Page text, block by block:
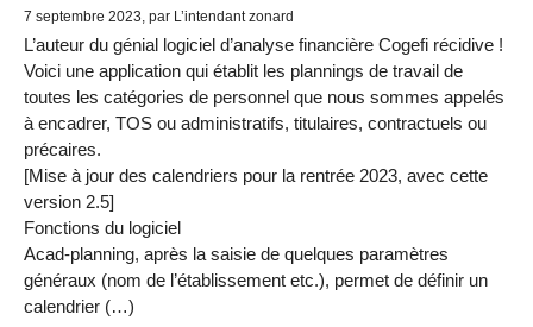
7 septembre 2023, par L’intendant zonard
L’auteur du génial logiciel d’analyse financière Cogefi récidive !
Voici une application qui établit les plannings de travail de
toutes les catégories de personnel que nous sommes appelés
à encadrer, TOS ou administratifs, titulaires, contractuels ou
précaires.
[Mise à jour des calendriers pour la rentrée 2023, avec cette
version 2.5]
Fonctions du logiciel
Acad-planning, après la saisie de quelques paramètres
généraux (nom de l’établissement etc.), permet de définir un
calendrier (…)